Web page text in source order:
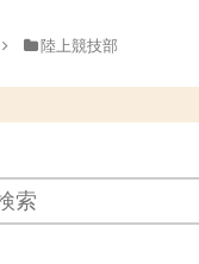
陸上競技部